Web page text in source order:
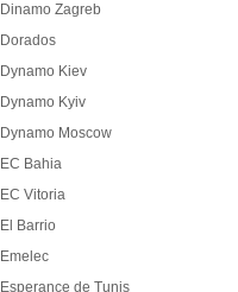
Dinamo Zagreb
Dorados
Dynamo Kiev
Dynamo Kyiv
Dynamo Moscow
EC Bahia
EC Vitoria
El Barrio
Emelec
Esperance de Tunis